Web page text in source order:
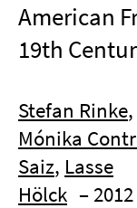
American
19th
Stefan Rinke,
Mónika
Saiz, Lasse
Hölck – 2012